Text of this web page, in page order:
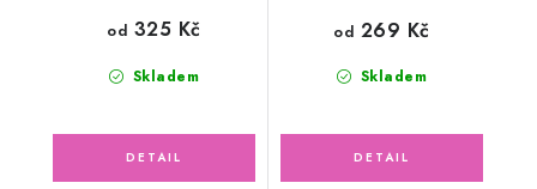
Skladem
od 325 Kč
Skladem
od 269 Kč